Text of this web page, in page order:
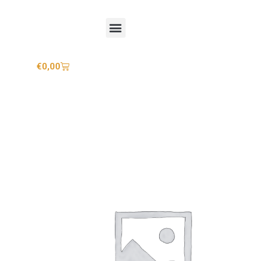
€0,00